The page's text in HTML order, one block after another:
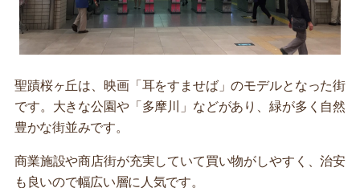
聖蹟桜ヶ丘は、映画「耳をすませば」のモデルとなった街
です。大きな公園や「多摩川」などがあり、緑が多く自然
豊かな街並みです。
商業施設や商店街が充実していて買い物がしやすく、治安
も良いので幅広い層に人気です。